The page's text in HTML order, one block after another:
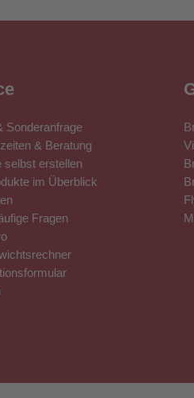
Sonderanfrage
& Beratung
selbst erstellen
im Überblick
Fragen